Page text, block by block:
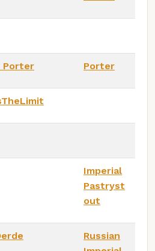
Porter Porter
Imperial
Pastryst
out
Russian